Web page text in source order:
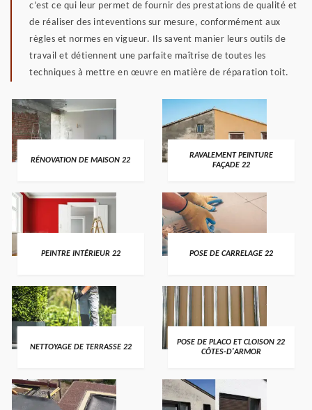
c’est ce qui leur permet de fournir des prestations de qualité et
de réaliser des inteventions sur mesure, conformément aux
règles et normes en vigueur. Ils savent manier leurs outils de
travail et détiennent une parfaite maîtrise de toutes les
techniques à mettre en œuvre en matière de réparation toit.
RÉNOVATION DE MAISON 22
RAVALEMENT PEINTURE
FAÇADE 22
PEINTRE INTÉRIEUR 22 POSE DE CARRELAGE 22
NETTOYAGE DE TERRASSE 22
POSE DE PLACO ET CLOISON 22
CÔTES-D'ARMOR